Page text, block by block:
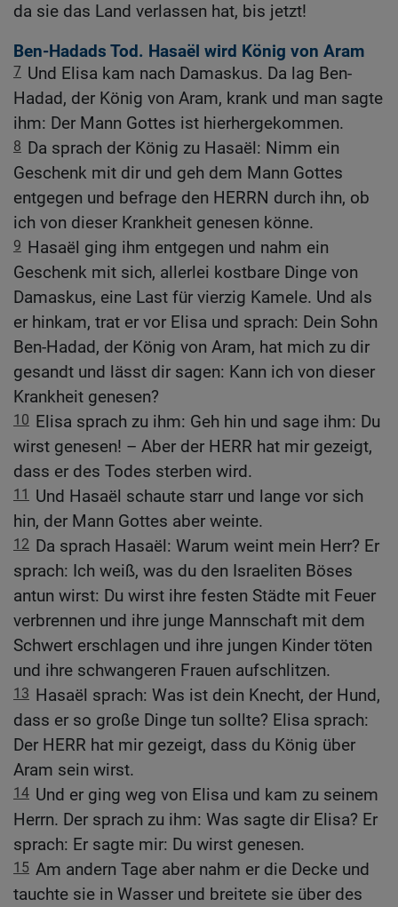
da sie das Land verlassen hat, bis jetzt!
Ben-Hadads Tod. Hasaël wird König von Aram
7 Und Elisa kam nach Damaskus. Da lag Ben-
Hadad, der König von Aram, krank und man sagte
ihm: Der Mann Gottes ist hierhergekommen.
8 Da sprach der König zu Hasaël: Nimm ein
Geschenk mit dir und geh dem Mann Gottes
entgegen und befrage den HERRN durch ihn, ob
ich von dieser Krankheit genesen könne.
9 Hasaël ging ihm entgegen und nahm ein
Geschenk mit sich, allerlei kostbare Dinge von
Damaskus, eine Last für vierzig Kamele. Und als
er hinkam, trat er vor Elisa und sprach: Dein Sohn
Ben-Hadad, der König von Aram, hat mich zu dir
gesandt und lässt dir sagen: Kann ich von dieser
Krankheit genesen?
10 Elisa sprach zu ihm: Geh hin und sage ihm: Du
wirst genesen! – Aber der HERR hat mir gezeigt,
dass er des Todes sterben wird.
11
Und Hasaël schaute starr und lange vor sich
hin, der Mann Gottes aber weinte.
12 Da sprach Hasaël: Warum weint mein Herr? Er
sprach: Ich weiß, was du den Israeliten Böses
antun wirst: Du wirst ihre festen Städte mit Feuer
verbrennen und ihre junge Mannschaft mit dem
Schwert erschlagen und ihre jungen Kinder töten
und ihre schwangeren Frauen aufschlitzen.
13 Hasaël sprach: Was ist dein Knecht, der Hund,
dass er so große Dinge tun sollte? Elisa sprach:
Der HERR hat mir gezeigt, dass du König über
Aram sein wirst.
14 Und er ging weg von Elisa und kam zu seinem
Herrn. Der sprach zu ihm: Was sagte dir Elisa? Er
sprach: Er sagte mir: Du wirst genesen.
15 Am andern Tage aber nahm er die Decke und
tauchte sie in Wasser und breitete sie über des